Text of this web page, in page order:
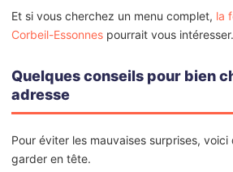
Et si vous cherchez un menu complet, la
Corbeil-Essonnes pourrait vous intéresser.
Quelques conseils pour bien
adresse
Pour éviter les mauvaises surprises,
garder en tête.